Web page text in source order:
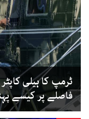
ٹرمپ کا ہیلی
فاصلے پر کیسے